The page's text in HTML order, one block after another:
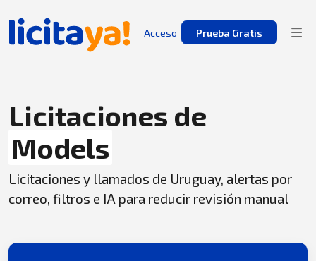
Acceso Prueba Gratis
Licitaciones de
Models
Licitaciones y llamados de Uruguay, alertas por
correo, filtros e IA para reducir revisión manual